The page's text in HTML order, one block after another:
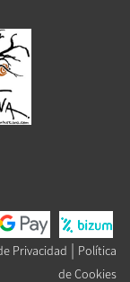
Privacidad | Política
de Cookies